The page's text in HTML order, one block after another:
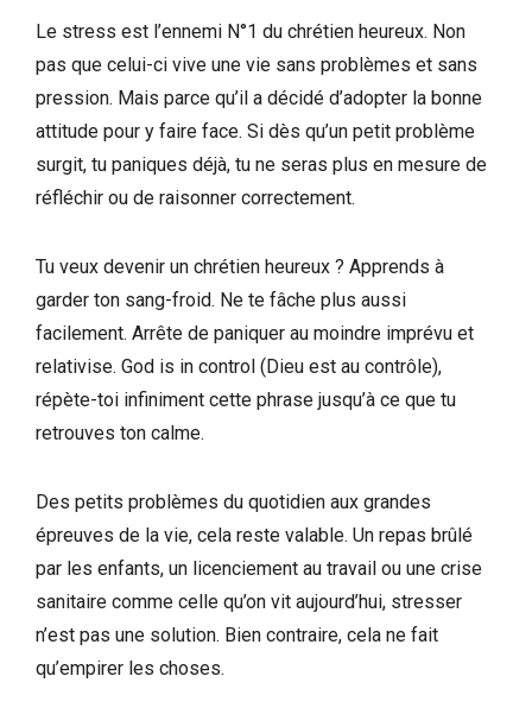
Le stress est l’ennemi N°1 du chrétien heureux. Non
pas que celui-ci vive une vie sans problèmes et sans
pression. Mais parce qu’il a décidé d’adopter la bonne
attitude pour y faire face. Si dès qu’un petit problème
surgit, tu paniques déjà, tu ne seras plus en mesure de
réfléchir ou de raisonner correctement.
Tu veux devenir un chrétien heureux ? Apprends à
garder ton sang-froid. Ne te fâche plus aussi
facilement. Arrête de paniquer au moindre imprévu et
relativise. God is in control (Dieu est au contrôle),
répète-toi infiniment cette phrase jusqu’à ce que tu
retrouves ton calme.
Des petits problèmes du quotidien aux grandes
épreuves de la vie, cela reste valable. Un repas brûlé
par les enfants, un licenciement au travail ou une crise
sanitaire comme celle qu’on vit aujourd’hui, stresser
n’est pas une solution. Bien contraire, cela ne fait
qu’empirer les choses.